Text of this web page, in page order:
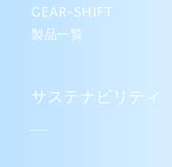
GEAR-SHIFT
製品一覧
サステナビリティ